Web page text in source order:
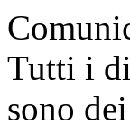
Tutti i
sono